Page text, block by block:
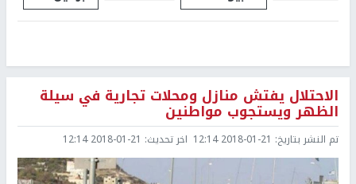
الاحتلال يفتش منازل ومحلات تجارية في سيلة
الظهر ويستجوب مواطنين
تم النشر بتاريخ: 2018-01-21 12:14 اخر تحديث: 2018-01-21 12:14